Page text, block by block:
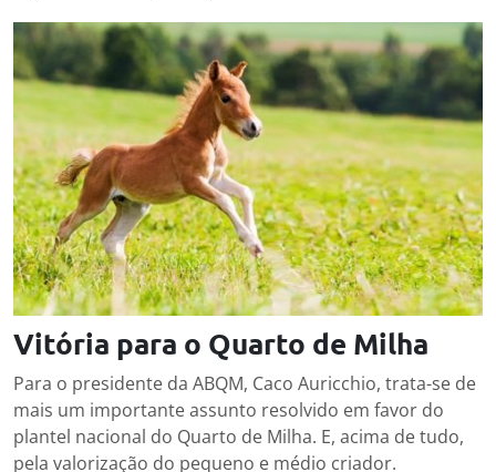
Vitória para o Quarto de Milha
Para o presidente da ABQM, Caco Auricchio, trata-se de
mais um importante assunto resolvido em favor do
plantel nacional do Quarto de Milha. E, acima de tudo,
pela valorização do pequeno e médio criador.